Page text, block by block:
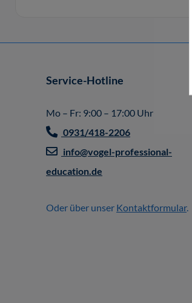
Service-Hotline
Mo – Fr: 9:00 – 17:00 Uhr
0931/418-2206
info@vogel-professional-
education.de
Oder über unser Kontaktformular.